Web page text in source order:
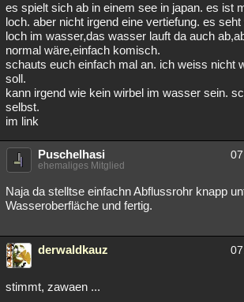
es spielt sich ab in einem see in japan. es ist
loch. aber nicht irgend eine vertiefung. es
loch im wasser,das wasser lauft da auch
normal wäre,einfach komisch.
schauts euch einfach mal an. ich weiss nicht
soll.
kann irgend wie kein wirbel im wasser sein.
selbst.
im link
Puschelhasi
ehemaliges Mitglied
Naja da stelltse einfachn Abflussrohr knapp
Wasseroberfläche und fertig.
derwaldkauz
stimmt, zawaen ...